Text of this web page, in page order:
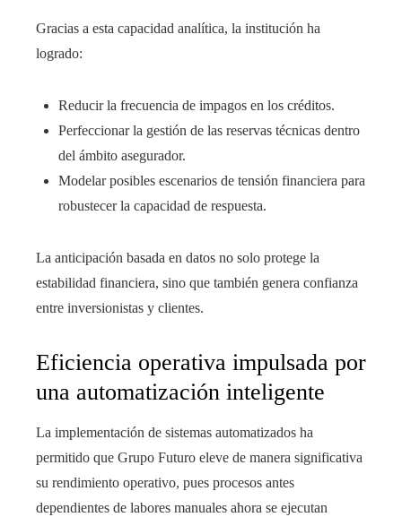
Gracias a esta capacidad analítica, la institución ha
logrado:
Reducir la frecuencia de impagos en los créditos.
Perfeccionar la gestión de las reservas técnicas dentro
del ámbito asegurador.
Modelar posibles escenarios de tensión financiera para
robustecer la capacidad de respuesta.
La anticipación basada en datos no solo protege la
estabilidad financiera, sino que también genera confianza
entre inversionistas y clientes.
Eficiencia operativa impulsada por
una automatización inteligente
La implementación de sistemas automatizados ha
permitido que Grupo Futuro eleve de manera significativa
su rendimiento operativo, pues procesos antes
dependientes de labores manuales ahora se ejecutan